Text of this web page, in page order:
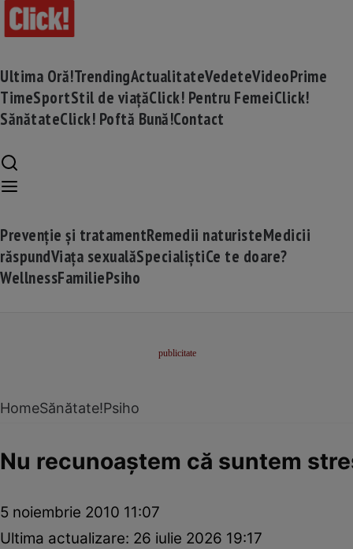
Ultima Oră!TrendingActualitateVedeteVideoPrime
TimeSportStil de viațăClick! Pentru FemeiClick!
SănătateClick! Poftă Bună!Contact
Prevenție și tratamentRemedii naturisteMedicii
răspundViața sexualăSpecialiștiCe te doare?
WellnessFamiliePsiho
HomeSănătate!Psiho
Nu recunoaştem că suntem
5 noiembrie 2010 11:07
Ultima actualizare: 26 iulie 2026 19:17